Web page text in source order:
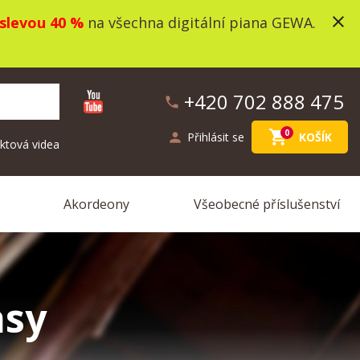
slevou 40 %na všechna digitální piana GEWA.
close
phone +420 702 888 475
person Přihlásit se shopping_cart0 KOŠÍK
videa
Akordeony Všeobecné příslušenství